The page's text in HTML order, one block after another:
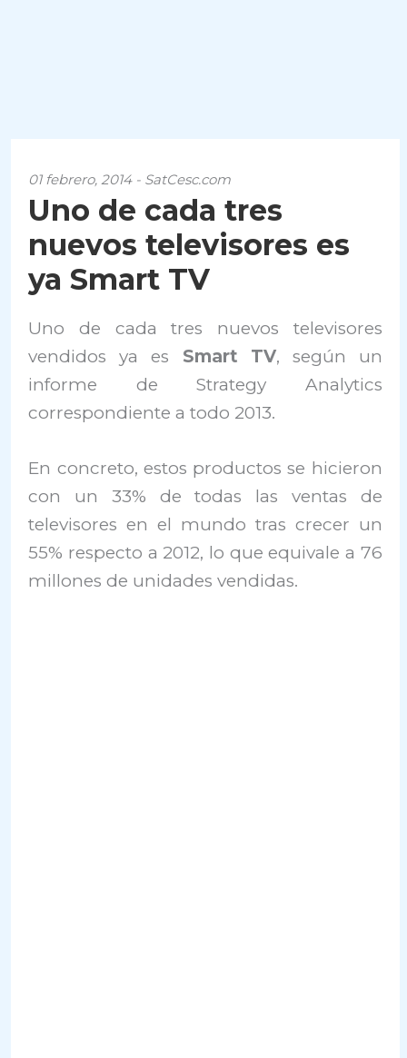
01 febrero, 2014 - SatCesc.com
Uno de cada tres
nuevos televisores es
ya Smart TV
Uno de cada tres nuevos televisores
vendidos ya es Smart TV, según un
informe de Strategy Analytics
correspondiente a todo 2013.
En concreto, estos productos se hicieron
con un 33% de todas las ventas de
televisores en el mundo tras crecer un
55% respecto a 2012, lo que equivale a 76
millones de unidades vendidas.